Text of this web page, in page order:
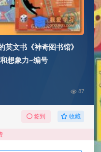
英文书《神奇图书馆》
想象力~编号
87
签到 收藏